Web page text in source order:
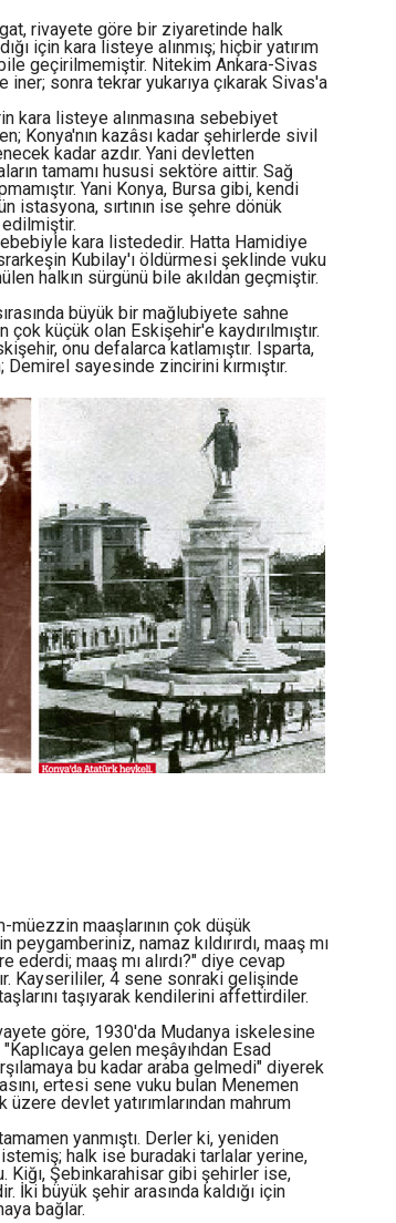
rivayete göre bir ziyaretinde halk
için kara listeye alınmış; hiçbir yatırım
geçirilmemiştir. Nitekim Ankara-Sivas
sonra tekrar yukarıya çıkarak Sivas'a
kara listeye alınmasına sebebiyet
Konya'nın kazâsı kadar şehirlerde sivil
kadar azdır. Yani devletten
tamamı hususi sektöre aittir. Sağ
Yani Konya, Bursa gibi, kendi
istasyona, sırtının ise şehre dönük
kara listededir. Hatta Hamidiye
Kubilay'ı öldürmesi şeklinde vuku
halkın sürgünü bile akıldan geçmiştir.
büyük bir mağlubiyete sahne
çok küçük olan Eskişehir'e kaydırılmıştır.
onu defalarca katlamıştır. Isparta,
sayesinde zincirini kırmıştır.
maaşlarının çok düşük
namaz kıldırırdı, maaş mı
maaş mı alırdı?" diye cevap
Kayserililer, 4 sene sonraki gelişinde
taşıyarak kendilerini affettirdiler.
göre, 1930'da Mudanya iskelesine
gelen meşâyıhdan Esad
bu kadar araba gelmedi" diyerek
ertesi sene vuku bulan Menemen
devlet yatırımlarından mahrum
yanmıştı. Derler ki, yeniden
istemiş; halk ise buradaki tarlalar yerine,
Kiğı, Şebinkarahisar gibi şehirler ise,
İki büyük şehir arasında kaldığı için
bağlar.